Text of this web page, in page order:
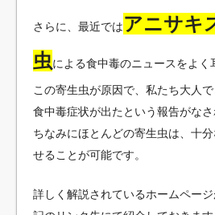
さらに、最近ではアニサキ
虫による食中毒のニュースをよく
この寄生虫が原因で、私たち大人
食中毒症状が出たという報告がなさ
ちなみにほとんどの寄生虫は、十
せることが可能です。
詳しく解説されているホームペー